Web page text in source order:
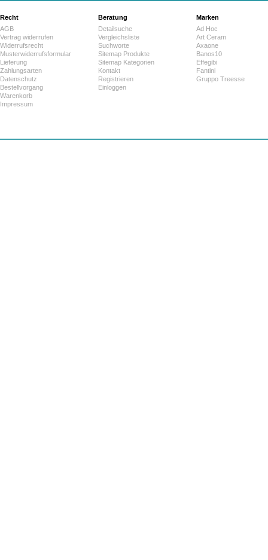
Recht
AGB
Vertrag widerrufen
Widerrufsrecht
Musterwiderrufsformular
Lieferung
Zahlungsarten
Datenschutz
Bestellvorgang
Warenkorb
Impressum
Beratung
Detailsuche
Vergleichsliste
Suchworte
Sitemap Produkte
Sitemap Kategorien
Kontakt
Registrieren
Einloggen
Marken
Ad Hoc
Art Ceram
Axaone
Banos10
Effegibi
Fantini
Gruppo Treesse